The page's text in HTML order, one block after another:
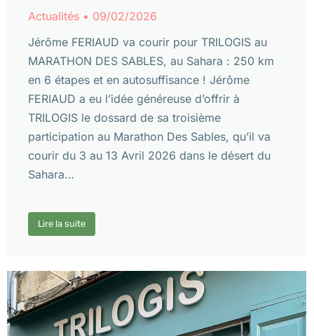
Actualités
09/02/2026
Jérôme FERIAUD va courir pour TRILOGIS au
MARATHON DES SABLES, au Sahara : 250 km
en 6 étapes et en autosuffisance ! Jérôme
FERIAUD a eu l’idée généreuse d’offrir à
TRILOGIS le dossard de sa troisième
participation au Marathon Des Sables, qu’il va
courir du 3 au 13 Avril 2026 dans le désert du
Sahara…
Lire la suite